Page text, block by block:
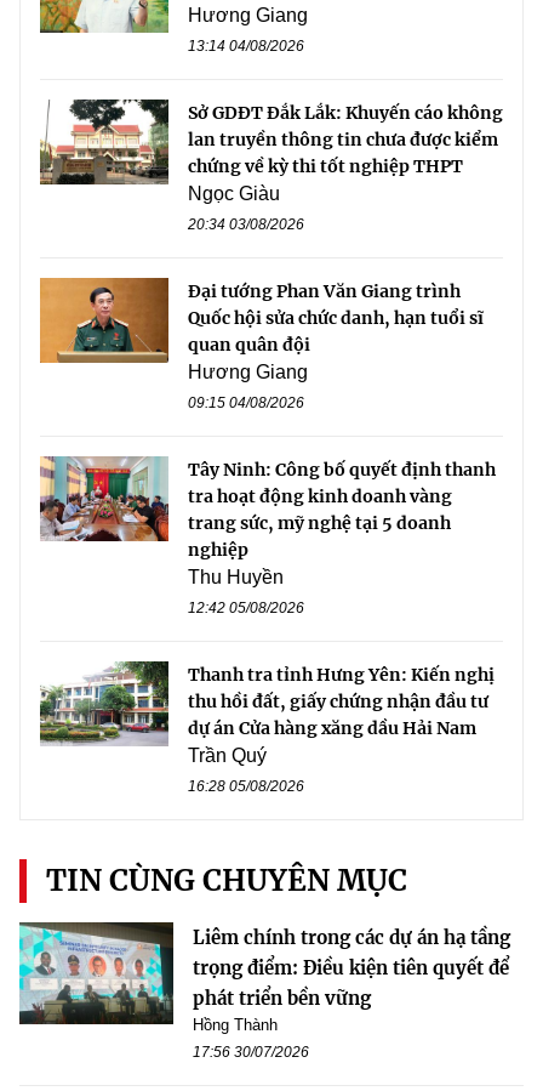
Hương Giang
13:14 04/08/2026
Sở GDĐT Đắk Lắk: Khuyến cáo không
lan truyền thông tin chưa được kiểm
chứng về kỳ thi tốt nghiệp THPT
Ngọc Giàu
20:34 03/08/2026
Đại tướng Phan Văn Giang trình
Quốc hội sửa chức danh, hạn tuổi sĩ
quan quân đội
Hương Giang
09:15 04/08/2026
Tây Ninh: Công bố quyết định thanh
tra hoạt động kinh doanh vàng
trang sức, mỹ nghệ tại 5 doanh
nghiệp
Thu Huyền
12:42 05/08/2026
Thanh tra tỉnh Hưng Yên: Kiến nghị
thu hồi đất, giấy chứng nhận đầu tư
dự án Cửa hàng xăng dầu Hải Nam
Trần Quý
16:28 05/08/2026
TIN CÙNG CHUYÊN MỤC
Liêm chính trong các dự án hạ tầng
trọng điểm: Điều kiện tiên quyết để
phát triển bền vững
Hồng Thành
17:56 30/07/2026